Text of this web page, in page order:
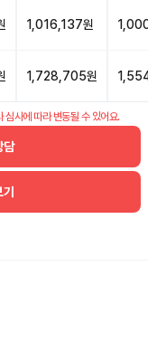
1,016,137원
1,728,705원
심사에 따라 변동될 수 있어요.
담